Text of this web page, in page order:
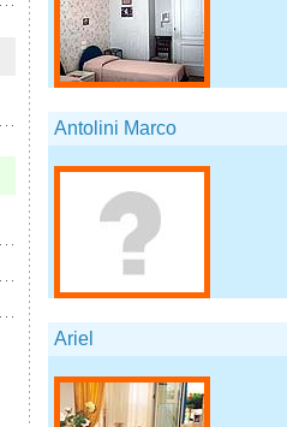
Antolini Marco
Ariel